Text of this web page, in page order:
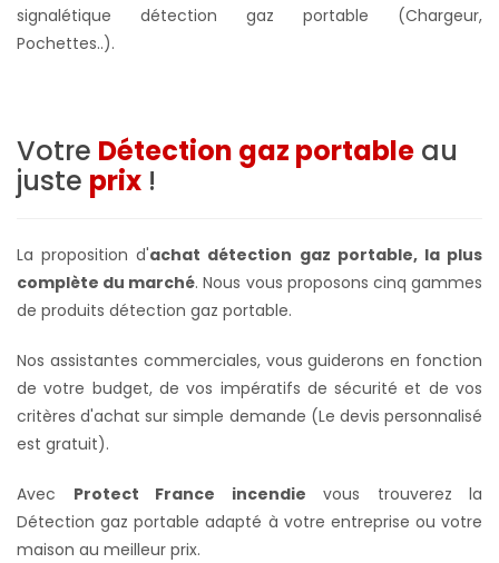
signalétique détection gaz portable (Chargeur,
Pochettes..).
Votre Détection gaz portable au
juste prix !
La proposition d'achat détection gaz portable, la plus
complète du marché. Nous vous proposons cinq gammes
de produits détection gaz portable.
Nos assistantes commerciales, vous guiderons en fonction
de votre budget, de vos impératifs de sécurité et de vos
critères d'achat sur simple demande (Le devis personnalisé
est gratuit).
Avec Protect France incendie vous trouverez la
Détection gaz portable adapté à votre entreprise ou votre
maison au meilleur prix.